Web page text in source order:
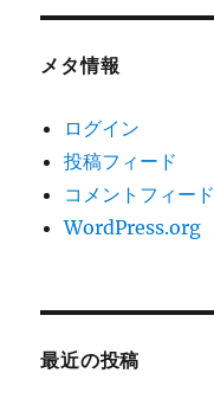
メタ情報
ログイン
投稿フィード
コメントフィード
WordPress.org
最近の投稿